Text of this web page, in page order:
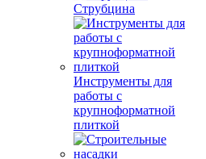
Струбцина
Инструменты для
работы с
крупноформатной
плиткой